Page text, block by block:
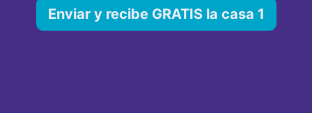
Enviar y recibe GRATIS la casa 1